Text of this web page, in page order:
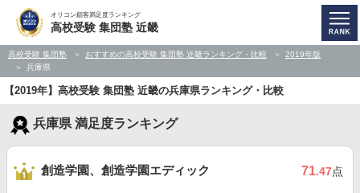
オリコン顧客満足度ランキング
高校受験 集団塾 近畿
高校受験 集団塾 おすすめの高校受験 集団塾 近畿ランキング・比較
2019年版
兵庫県
【2019年】高校受験 集団塾 近畿の兵庫県ランキング・比較
兵庫県 満足度ランキング
創造学園、創造学園エディック 71.47点